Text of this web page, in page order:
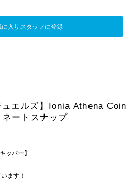
に入りスタッフに登録
エルズ】Ionia Athena Coin
ートスナップ
ッパー】
ます！